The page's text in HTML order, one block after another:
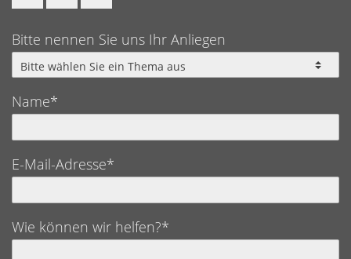
Bitte nennen Sie uns Ihr Anliegen
Name*
E-Mail-Adresse*
Wie können wir helfen?*